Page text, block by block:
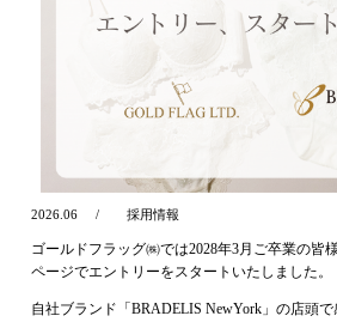
2026.06 採用情報
ゴールドフラッグ㈱では2028年3月ご卒業の皆
ページでエントリーをスタートいたしました。
自社ブランド「BRADELIS NewYork」の店頭